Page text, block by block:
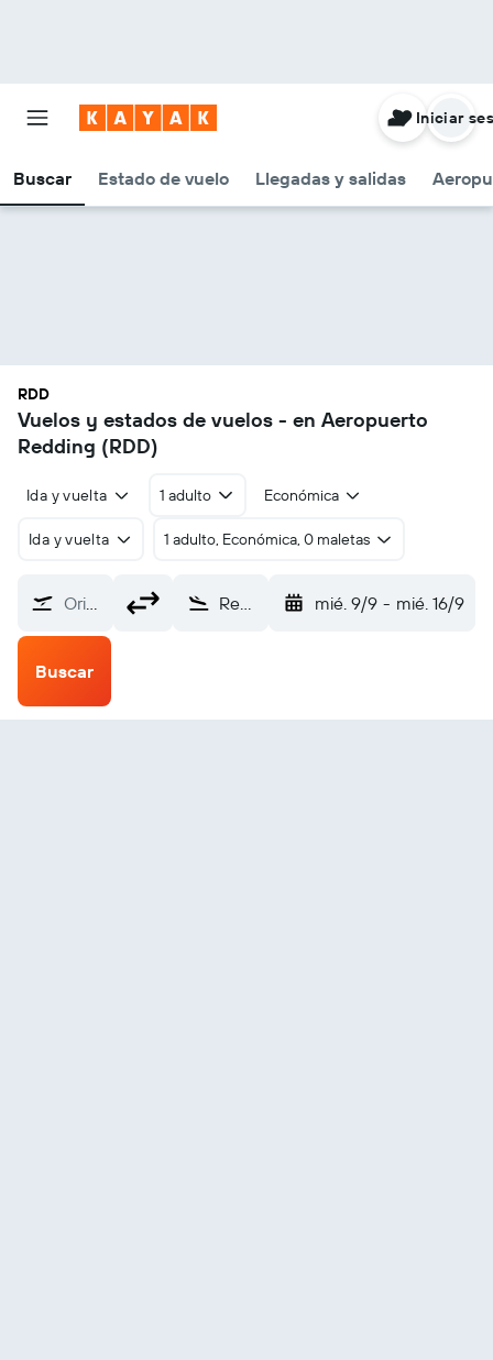
Buscar Estado de vuelo Llegadas y salidas
Iniciar
RDD
Vuelos y estados de vuelos - en Aeropuerto
Redding (RDD)
Ida y vuelta 1 adulto Económica
Ida y vuelta 1 adulto, Económica, 0 maletas
Origen Redding (RDD) mié. 9/9 - mié. 16/9
Buscar